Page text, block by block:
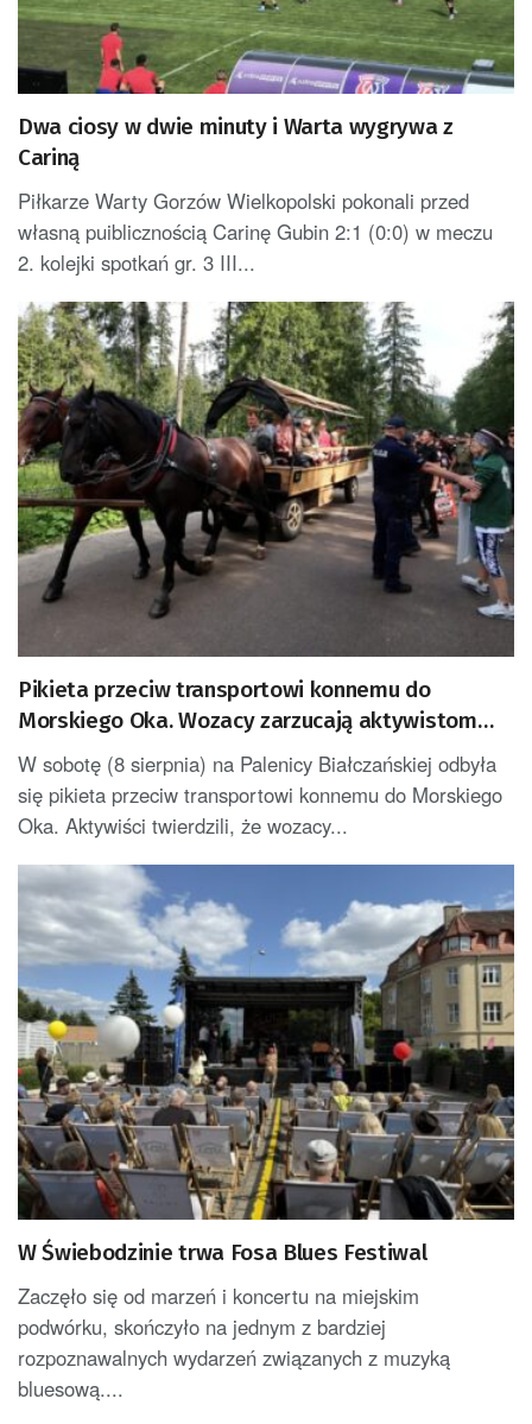
Dwa ciosy w dwie minuty i Warta wygrywa z
Cariną
Piłkarze Warty Gorzów Wielkopolski pokonali przed
własną puiblicznością Carinę Gubin 2:1 (0:0) w meczu
2. kolejki spotkań gr. 3 III...
Pikieta przeciw transportowi konnemu do
Morskiego Oka. Wozacy zarzucają aktywistom
manipulacje
W sobotę (8 sierpnia) na Palenicy Białczańskiej odbyła
się pikieta przeciw transportowi konnemu do Morskiego
Oka. Aktywiści twierdzili, że wozacy...
W Świebodzinie trwa Fosa Blues Festiwal
Zaczęło się od marzeń i koncertu na miejskim
podwórku, skończyło na jednym z bardziej
rozpoznawalnych wydarzeń związanych z muzyką
bluesową....